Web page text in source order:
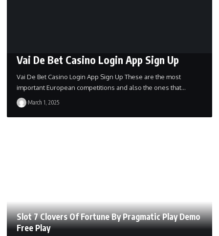
Vai De Bet Casino Login App Sign Up
Vai De Bet Casino Login App Sign Up These are the most
important European competitions and also the ones that…
March 1, 2025
Slot 7 Clovers Of Fortune By Pragmatic Play Demo
Free Play